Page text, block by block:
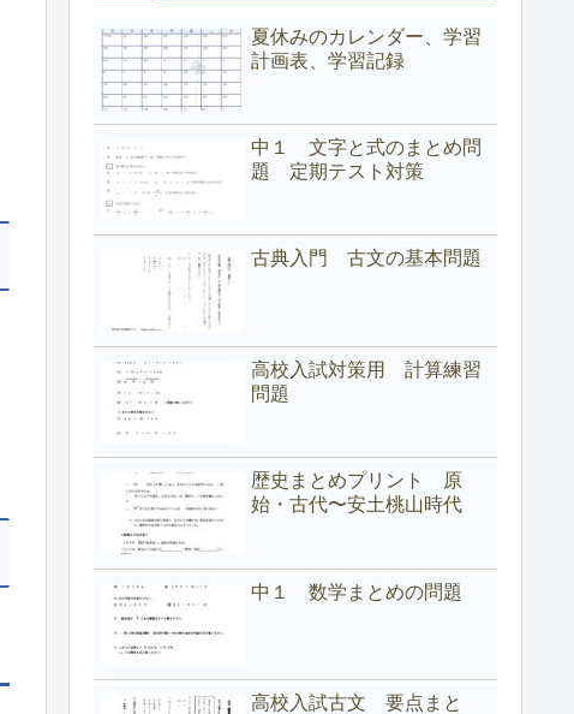
夏休みのカレンダー、学習
計画表、学習記録
中１ 文字と式のまとめ問
題 定期テスト対策
古典入門 古文の基本問題
高校入試対策用 計算練習
問題
歴史まとめプリント 原
始・古代〜安土桃山時代
中１ 数学まとめの問題
高校入試古文 要点まと